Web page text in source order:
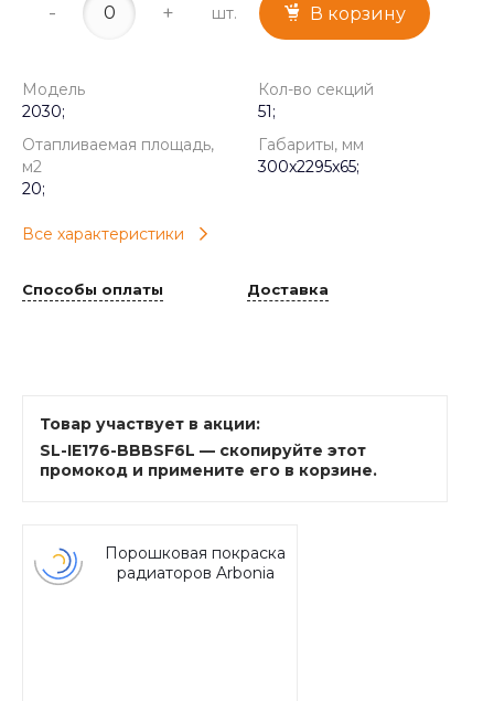
- + шт. В корзину
Модель
2030;
Кол-во секций
51;
Отапливаемая площадь,
м2
20;
Габариты, мм
300x2295x65;
Все характеристики
Способы оплаты Доставка
Товар участвует в акции:
SL-IE176-BBBSF6L — скопируйте этот
промокод и примените его в корзине.
Порошковая покраска
радиаторов Arbonia